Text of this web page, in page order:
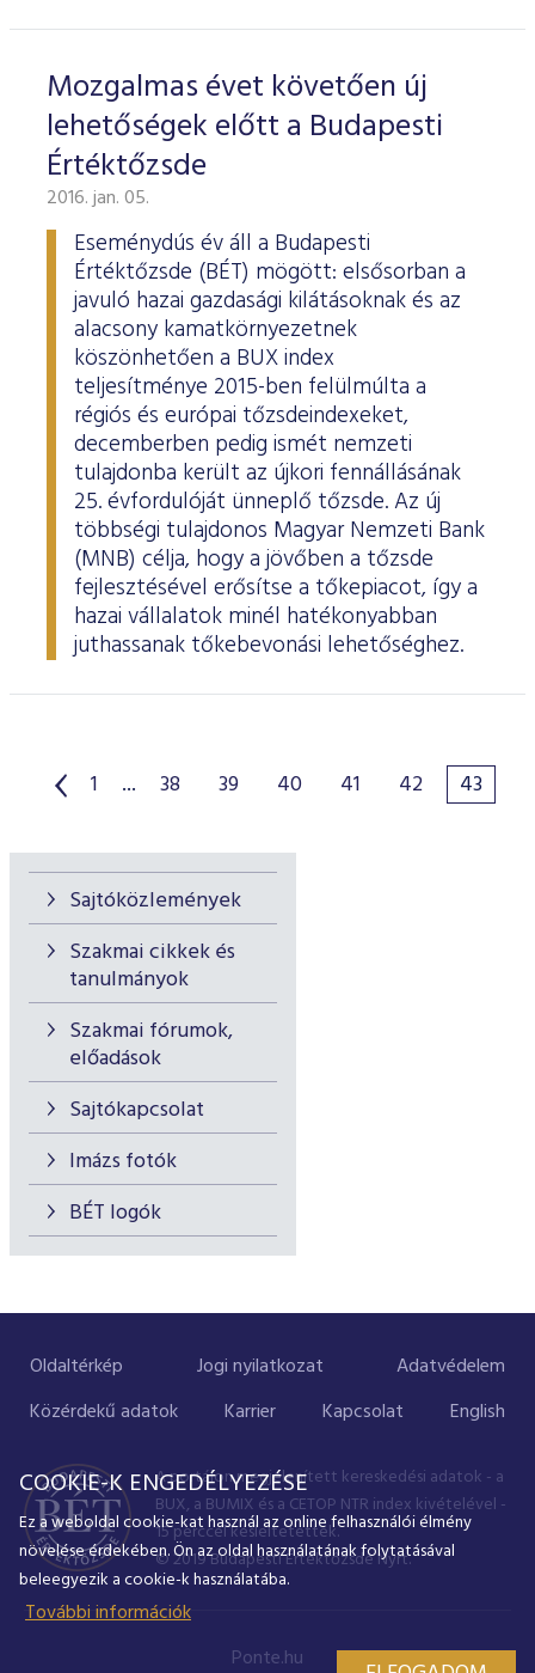
Sajtóközlemények
Szakmai cikkek és
tanulmányok
Szakmai fórumok,
előadások
Sajtókapcsolat
Imázs fotók
BÉT logók
Mozgalmas évet követően új
lehetőségek előtt a Budapesti
Értéktőzsde
2016. jan. 05.
Eseménydús év áll a Budapesti
Értéktőzsde (BÉT) mögött: elsősorban a
javuló hazai gazdasági kilátásoknak és az
alacsony kamatkörnyezetnek
köszönhetően a BUX index
teljesítménye 2015-ben felülmúlta a
régiós és európai tőzsdeindexeket,
decemberben pedig ismét nemzeti
tulajdonba került az újkori fennállásának
25. évfordulóját ünneplő tőzsde. Az új
többségi tulajdonos Magyar Nemzeti Bank
(MNB) célja, hogy a jövőben a tőzsde
fejlesztésével erősítse a tőkepiacot, így a
hazai vállalatok minél hatékonyabban
juthassanak tőkebevonási lehetőséghez.
1 ... 38 39 40 41 42 43
Oldaltérkép Jogi nyilatkozat
Adatvédelem
Közérdekű adatok
Karrier Kapcsolat English
A portálon megjelenített kereskedési adatok - a
BUX, a BUMIX és a CETOP NTR index kivételével -
15 perccel késleltetettek.
© 2019 Budapesti Értéktőzsde Nyrt.
Ponte.hu
COOKIE-K ENGEDÉLYEZÉSE
Ez a weboldal cookie-kat használ az online felhasználói élmény
növelése érdekében. Ön az oldal használatának folytatásával
beleegyezik a cookie-k használatába.
További információk